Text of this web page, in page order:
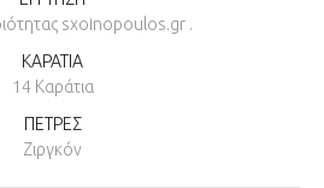
sxoinopoulos.gr .
ΚΑΡΑΤΙΑ
14 Καράτια
ΠΕΤΡΕΣ
Ζιργκόν